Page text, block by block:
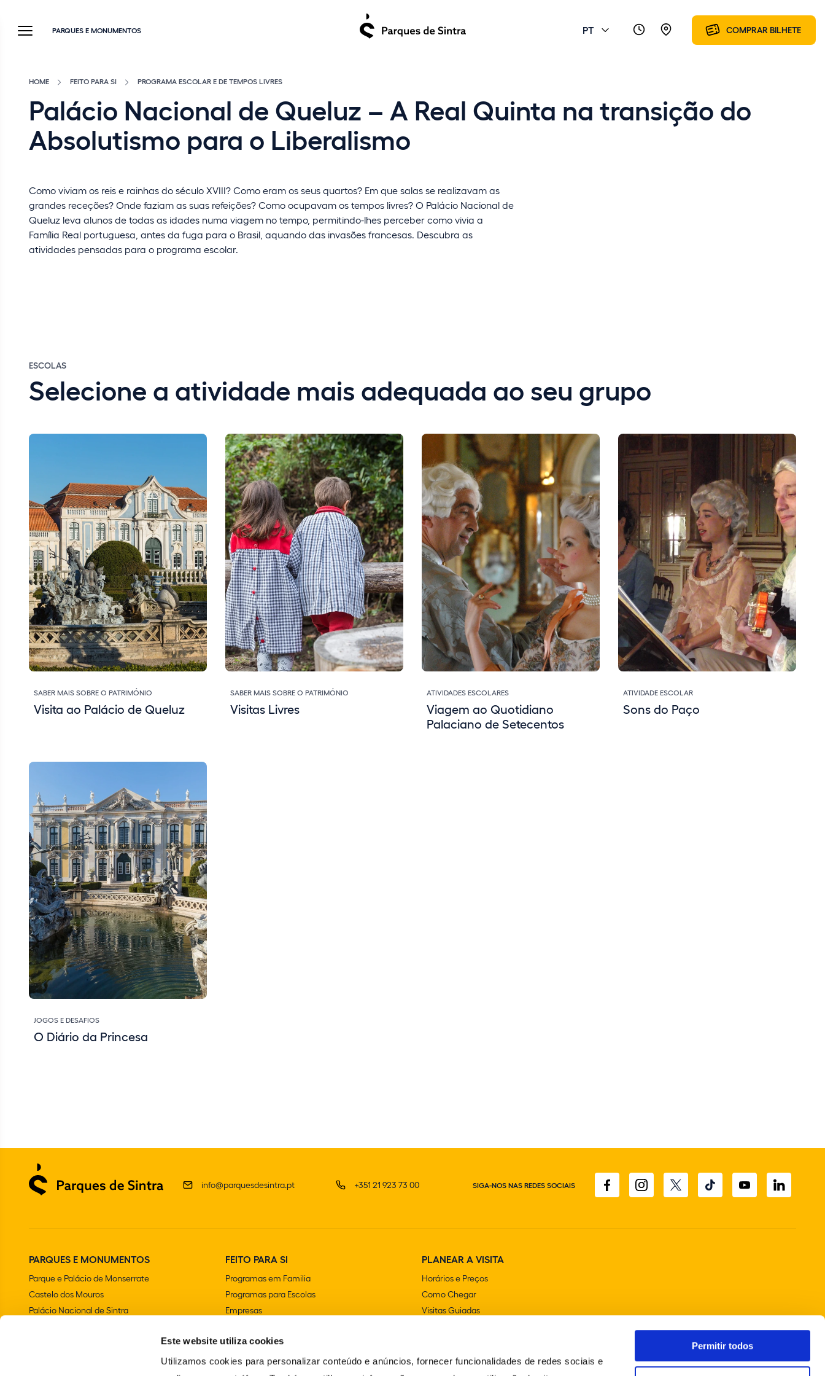
Este website utiliza cookies
Utilizamos cookies para personalizar conteúdo e anúncios, fornecer funcionalidades de redes sociais e
Permitir todos
PARQUES E MONUMENTOS PT COMPRAR BILHETE
HOME FEITO PARA SI PROGRAMA ESCOLAR E DE TEMPOS LIVRES
Palácio Nacional de Queluz – A Real Quinta na transição do
Absolutismo para o Liberalismo
Como viviam os reis e rainhas do século XVIII? Como eram os seus quartos? Em que salas se realizavam as
grandes receções? Onde faziam as suas refeições? Como ocupavam os tempos livres? O Palácio Nacional de
Queluz leva alunos de todas as idades numa viagem no tempo, permitindo-lhes perceber como vivia a
Família Real portuguesa, antes da fuga para o Brasil, aquando das invasões francesas. Descubra as
atividades pensadas para o programa escolar.
ESCOLAS
Selecione a atividade mais adequada ao seu grupo
SABER MAIS SOBRE O PATRIMÓNIO
Visita ao Palácio de Queluz
SABER MAIS SOBRE O PATRIMÓNIO
Visitas Livres
ATIVIDADES ESCOLARES
Viagem ao Quotidiano
Palaciano de Setecentos
ATIVIDADE ESCOLAR
Sons do Paço
JOGOS E DESAFIOS
O Diário da Princesa
info@parquesdesintra.pt +351 21 923 73 00 SIGA-NOS NAS REDES SOCIAIS
PARQUES E MONUMENTOS
Parque e Palácio de Monserrate
Castelo dos Mouros
Palácio Nacional de Sintra
Chalet e Jardim da Condessa d'Edla
FEITO PARA SI
Programas em Familia
Programas para Escolas
Empresas
PLANEAR A VISITA
Horários e Preços
Como Chegar
Visitas Guiadas
Acessibilidade